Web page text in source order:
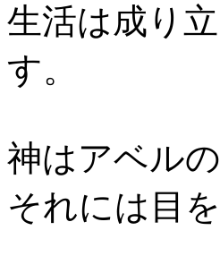
生活は成り
す。
神はアベル
それには目